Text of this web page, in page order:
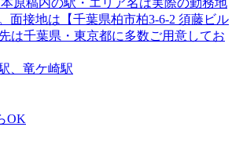
面接地は【千葉県柏市柏3-6-2 須藤ビル
は千葉県・東京都に多数ご用意してお
、竜ケ崎駅
OK